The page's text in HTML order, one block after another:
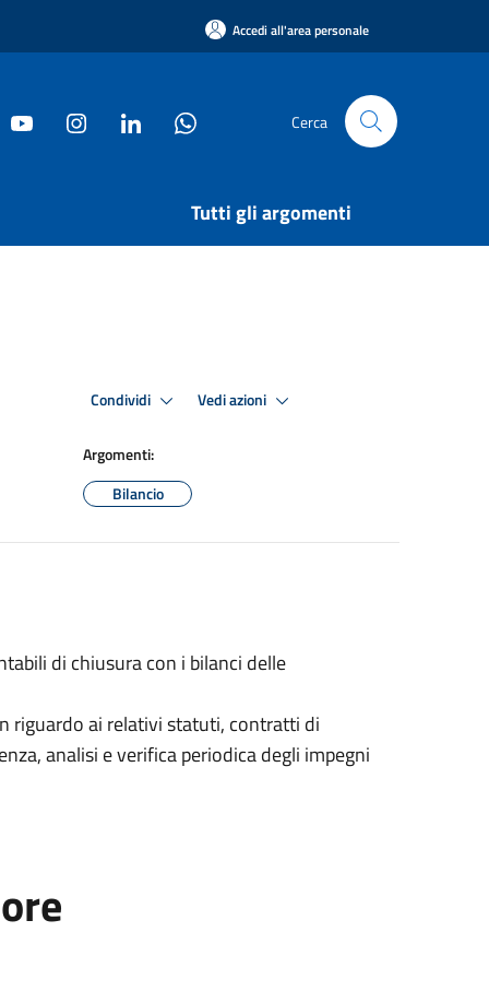
Accedi all'area personale
Cerca
Tutti gli argomenti
Condividi Vedi azioni
Argomenti:
Bilancio
di chiusura con i bilanci delle
riguardo ai relativi statuti, contratti di
analisi e verifica periodica degli impegni